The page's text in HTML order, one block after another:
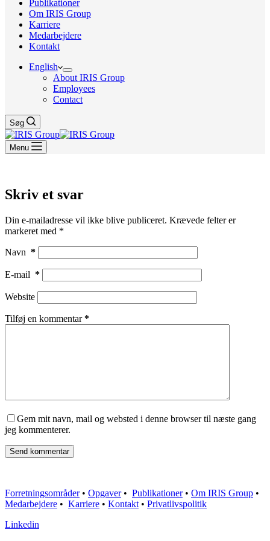
Publikationer
Om IRIS Group
Karriere
Medarbejdere
Kontakt
English
About IRIS Group
Employees
Contact
Søg
Menu
Skriv et svar
Din e-mailadresse vil ikke blive publiceret. Krævede felter er
markeret med *
Navn *
E-mail *
Website
Tilføj en kommentar*
Gem mit navn, mail og websted i denne browser til næste gang
jeg kommenterer.
Send kommentar
Forretningsområder• Opgaver• Publikationer• Om IRIS Group •
Medarbejdere • Karriere • Kontakt • Privatlivspolitik
Linkedin